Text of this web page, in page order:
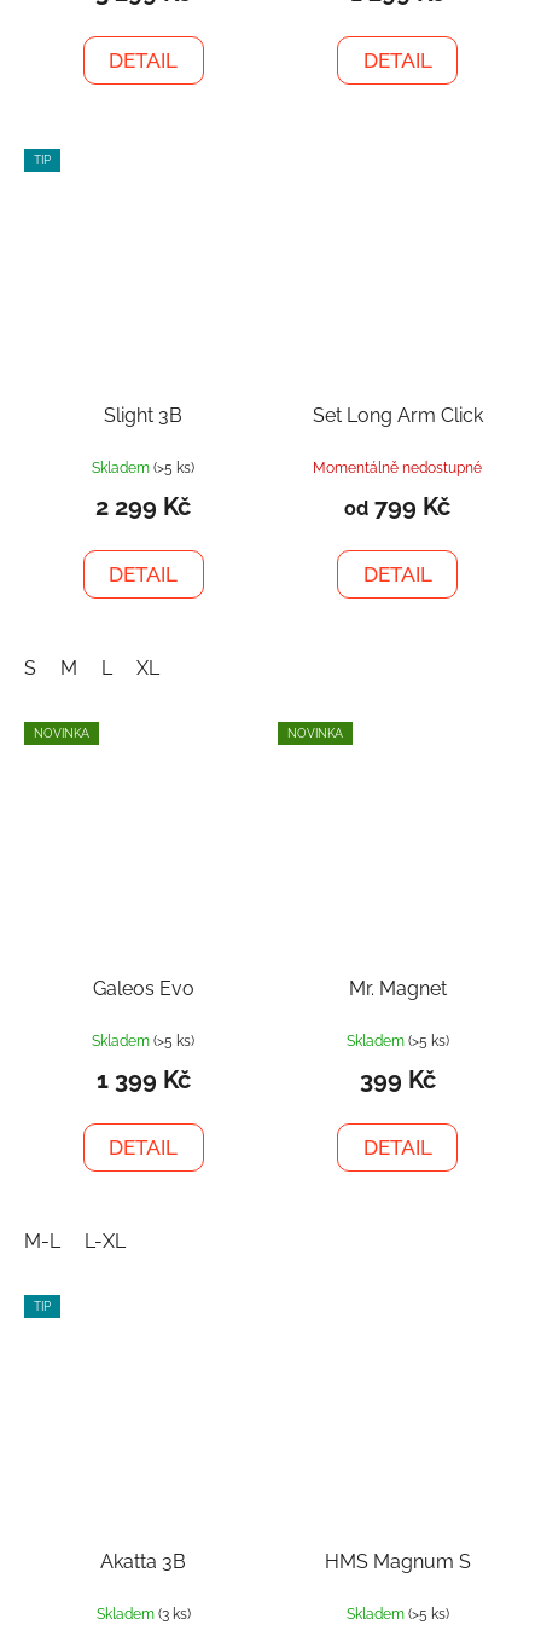
DETAIL DETAIL
TIP
Slight 3B
Skladem(>5 ks)
2 299 Kč
DETAIL
S M L XL
Set Long Arm Click
Momentálně nedostupné
od 799 Kč
DETAIL
NOVINKA
Galeos Evo
Skladem(>5 ks)
1 399 Kč
DETAIL
M-L L-XL
NOVINKA
Mr. Magnet
Skladem (>5 ks)
399 Kč
DETAIL
TIP
Akatta 3B
Skladem (3 ks)
HMS Magnum S
Skladem (>5 ks)